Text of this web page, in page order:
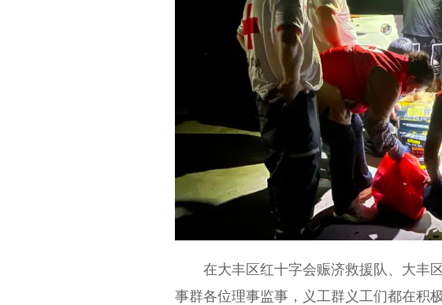
在大丰区红十字会赈济救援队、大丰区
事群各位理事监事，义工群义工们都在积